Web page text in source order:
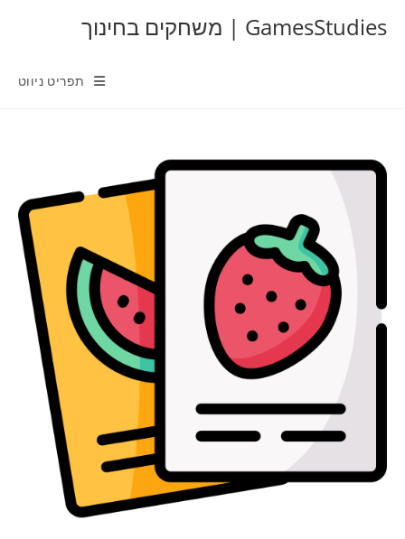
GamesStudies | משחקים בחינוך
תפריט ניווט